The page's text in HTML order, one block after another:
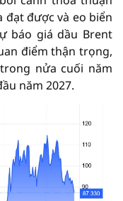
đạt được và eo biển
báo giá dầu Brent
điểm thận trọng,
nửa cuối năm
năm 2027.